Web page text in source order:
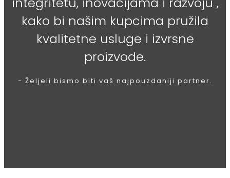
kako bi našim kupcima pružila
kvalitetne usluge i izvrsne
proizvode.
- Željeli bismo biti vaš najpouzdaniji partner.